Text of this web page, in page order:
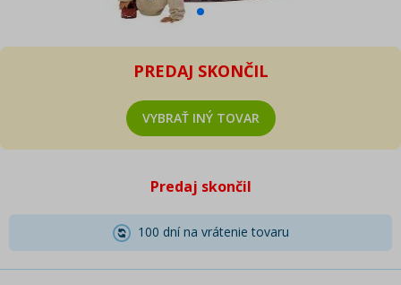
PREDAJ SKONČIL
VYBRAŤ INÝ TOVAR
Predaj skončil
100 dní na vrátenie tovaru